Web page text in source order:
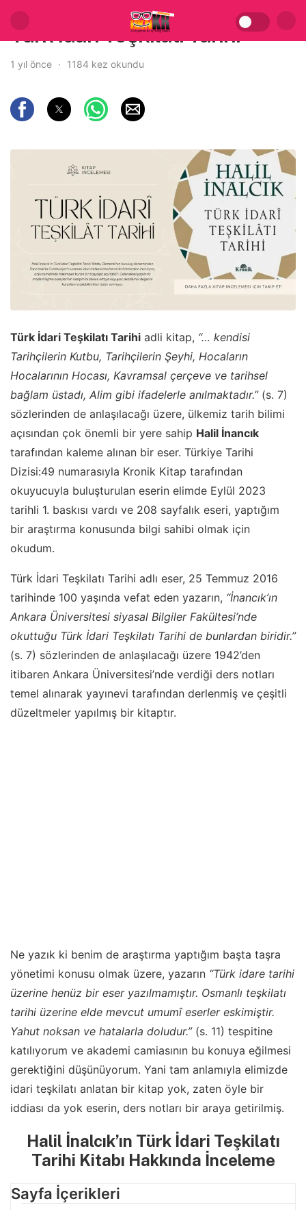
Türk İdari Teşkilatı Tarihi
1 yıl önce 1184 kez okundu
Türk İdari Teşkilatı Tarihi adli kitap, “… kendisi
Tarihçilerin Kutbu, Tarihçilerin Şeyhi, Hocaların
Hocalarının Hocası, Kavramsal çerçeve ve tarihsel
bağlam üstadı, Alim gibi ifadelerle anılmaktadır.”(s. 7)
sözlerinden de anlaşılacağı üzere, ülkemiz tarih bilimi
açısından çok önemli bir yere sahip Halil İnancık
tarafından kaleme alınan bir eser. Türkiye Tarihi
Dizisi:49 numarasıyla Kronik Kitap tarafından
okuyucuyla buluşturulan eserin elimde Eylül 2023
tarihli 1. baskısı vardı ve 208 sayfalık eseri, yaptığım
bir araştırma konusunda bilgi sahibi olmak için
okudum.
Türk İdari Teşkilatı Tarihi adlı eser, 25 Temmuz 2016
tarihinde 100 yaşında vefat eden yazarın, “İnancık’ın
Ankara Üniversitesi siyasal Bilgiler Fakültesi’nde
okuttuğu Türk İdari Teşkilatı Tarihi de bunlardan biridir.”
(s. 7) sözlerinden de anlaşılacağı üzere 1942’den
itibaren Ankara Üniversitesi’nde verdiği ders notları
temel alınarak yayınevi tarafından derlenmiş ve çeşitli
düzeltmeler yapılmış bir kitaptır.
Ne yazık ki benim de araştırma yaptığım başta taşra
yönetimi konusu olmak üzere, yazarın “Türk idare tarihi
üzerine henüz bir eser yazılmamıştır. Osmanlı teşkilatı
tarihi üzerine elde mevcut umumî eserler eskimiştir.
Yahut noksan ve hatalarla doludur.”(s. 11) tespitine
katılıyorum ve akademi camiasının bu konuya eğilmesi
gerektiğini düşünüyorum. Yani tam anlamıyla elimizde
idari teşkilatı anlatan bir kitap yok, zaten öyle bir
iddiası da yok eserin, ders notları bir araya getirilmiş.
Halil İnalcık’ın Türk İdari Teşkilatı
Tarihi Kitabı Hakkında İnceleme
Sayfa İçerikleri